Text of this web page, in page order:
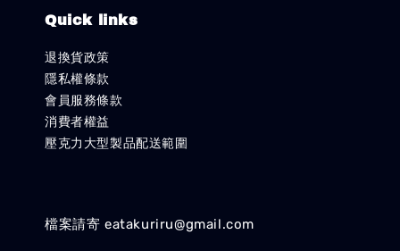
Quick links
退換貨政策
隱私權條款
會員服務條款
消費者權益
壓克力大型製品配送範圍
檔案請寄 eatakuriru@gmail.com